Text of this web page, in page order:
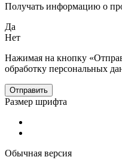
Получать информацию о
Да
Нет
Нажимая на кнопку
обработку персональных
Отправить
Размер шрифта
Обычная версия